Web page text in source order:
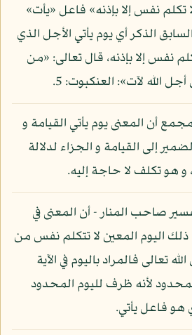
تكلم نفس إلا بإذنه» فاعل «يأت»
الذكر أي يوم يأتي الأجل الذي
نفس إلا بإذنه، قال تعالى: «من
الله لآت»: العنكبوت: 5.
أن المعنى يوم يأتي القيامة و
إلى القيامة و الجزاء لدلالة
و هو تكلف لا حاجة إليه.
صاحب المنار - أن المعنى في
اليوم المعين لا تتكلم نفس من
تعالى فالمراد باليوم في الآية
لأنه ظرف لليوم المحدود
هو فاعل يأتي.